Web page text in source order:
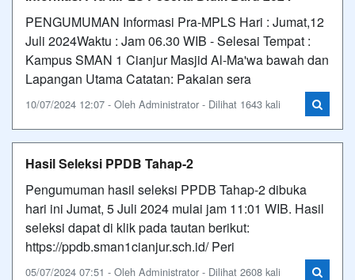
PENGUMUMAN Informasi Pra-MPLS Hari : Jumat,12
Juli 2024Waktu : Jam 06.30 WIB - Selesai Tempat :
Kampus SMAN 1 Cianjur Masjid Al-Ma'wa bawah dan
Lapangan Utama Catatan: Pakaian sera
10/07/2024 12:07 - Oleh Administrator - Dilihat 1643 kali
Hasil Seleksi PPDB Tahap-2
Pengumuman hasil seleksi PPDB Tahap-2 dibuka
hari ini Jumat, 5 Juli 2024 mulai jam 11:01 WIB. Hasil
seleksi dapat di klik pada tautan berikut:
https://ppdb.sman1cianjur.sch.id/ Peri
05/07/2024 07:51 - Oleh Administrator - Dilihat 2608 kali